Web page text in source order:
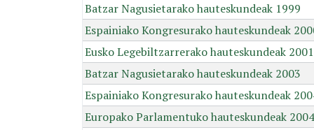
Batzar Nagusietarako hauteskundeak 1999
Espainiako Kongresurako hauteskundeak
Eusko Legebiltzarrerako hauteskundeak 2001
Batzar Nagusietarako hauteskundeak 2003
Espainiako Kongresurako hauteskundeak
Europako Parlamentuko hauteskundeak 2004